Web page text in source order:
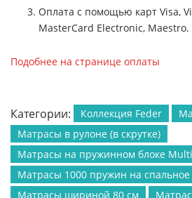
Оплата с помощью карт Visa,
MasterCard Electronic, Maestro.
Подобнее на странице оплаты
Категории: Коллекция Feder
Матрасы в рулоне (в скрутке)
Матрасы на пружинном блоке
Матрасы 1000 пружин на спальное
Матрасы шириной 80 см